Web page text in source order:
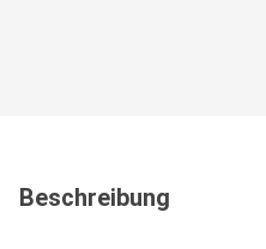
Beschreibung